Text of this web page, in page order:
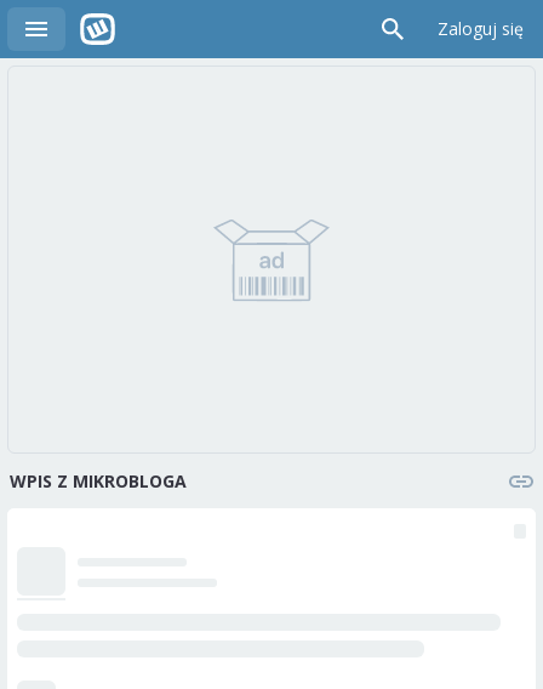
Zaloguj się
WPIS Z MIKROBLOGA